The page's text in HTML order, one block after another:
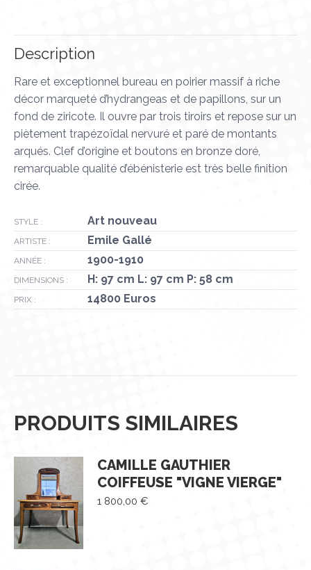
Description
Rare et exceptionnel bureau en poirier massif à riche
décor marqueté d’hydrangeas et de papillons, sur un
fond de ziricote. Il ouvre par trois tiroirs et repose sur un
piètement trapézoïdal nervuré et paré de montants
arqués. Clef d’origine et boutons en bronze doré,
remarquable qualité d’ébénisterie est très belle finition
cirée.
STYLE : Art nouveau
ARTISTE : Emile Gallé
ANNÉE : 1900-1910
DIMENSIONS : H: 97 cm L: 97 cm P: 58 cm
PRIX : 14800 Euros
PRODUITS SIMILAIRES
CAMILLE GAUTHIER
COIFFEUSE "VIGNE VIERGE"
1 800,00 €